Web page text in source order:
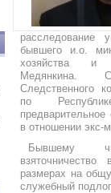
расследование
бывшего и.о.
хозяйства и
Медянкина.
Следственного
по
в отношении экс-
Бывшему
размерах на
служебный